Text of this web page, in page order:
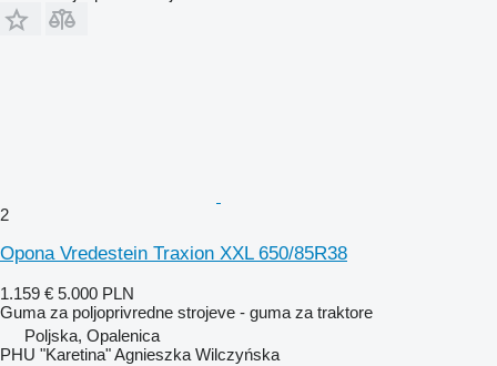
2
Opona Vredestein Traxion XXL 650/85R38
1.159 € 5.000 PLN
Guma za poljoprivredne strojeve - guma za traktore
Poljska, Opalenica
PHU "Karetina" Agnieszka Wilczyńska